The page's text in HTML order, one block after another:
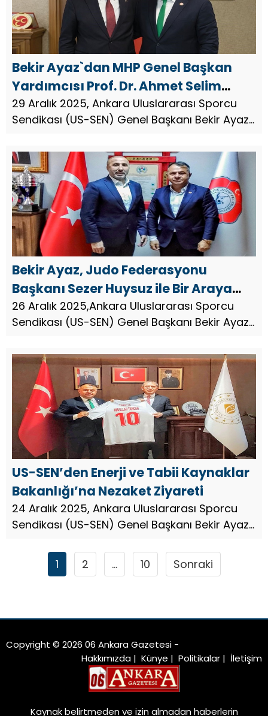
Bekir Ayaz`dan MHP Genel Başkan
Yardımcısı Prof. Dr. Ahmet Selim
Yurdakul’a Ziyaret
29 Aralık 2025, Ankara Uluslararası Sporcu
Sendikası (US-SEN) Genel Başkanı Bekir Ayaz,
Yardımcısı Prof. Dr. Ahmet Selim Yurdakul’u
nezaket ziyaretinde bulun...
Bekir Ayaz, Judo Federasyonu
Başkanı Sezer Huysuz ile Bir Araya
Geldi
26 Aralık 2025,Ankara Uluslararası Sporcu
Sendikası (US-SEN) Genel Başkanı Bekir Ayaz,
Huysuz ile Ankara’da bir araya geldi.
Gerçekleşen görüşmede Türk sporun...
US-SEN’den Enerji ve Tabii Kaynaklar
Bakanlığı’na Nezaket Ziyareti
24 Aralık 2025, Ankara Uluslararası Sporcu
Sendikası (US-SEN) Genel Başkanı Bekir Ayaz,
Yardımcısı Abdullah Tancan’ı makamında
ziyaret etti. Gerçekleşen...
1 2 … 10 Sonraki
Copyright © 2026 06 Ankara Gazetesi -
Hakkımızda | Künye | Politikalar | İletişim
Kaynak belirtmeden ve izin almadan haberlerin